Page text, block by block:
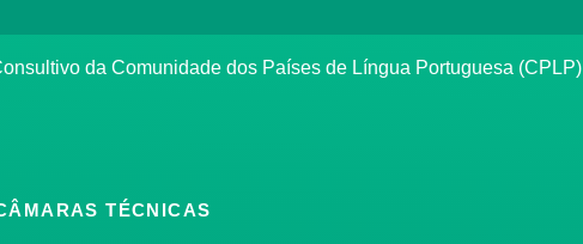
da Comunidade dos Países de Língua Portuguesa (CPLP)
TÉCNICAS